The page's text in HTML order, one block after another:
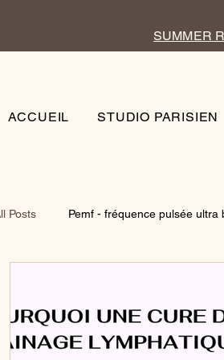
SUMMER
ACCUEIL STUDIO PARISIEN
Posts Pemf - fréquence pulsée ultra